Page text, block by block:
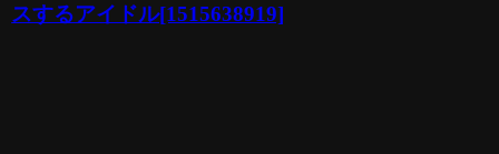
スするアイドル[1515638919]